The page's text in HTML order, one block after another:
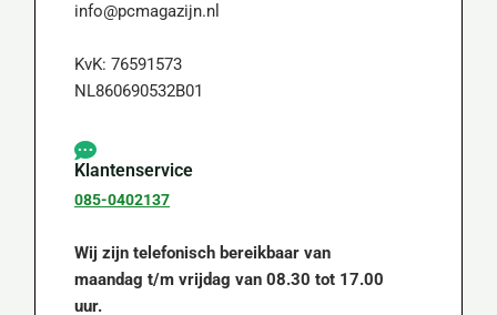
info@pcmagazijn.nl
KvK: 76591573
NL860690532B01
Klantenservice
085-0402137
Wij zijn telefonisch bereikbaar van
maandag t/m vrijdag van 08.30 tot 17.00
uur.